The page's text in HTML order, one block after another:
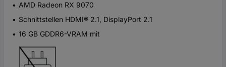
AMD Radeon RX 9070
Schnittstellen HDMI® 2.1, DisplayPort 2.1
16 GB GDDR6-VRAM mit